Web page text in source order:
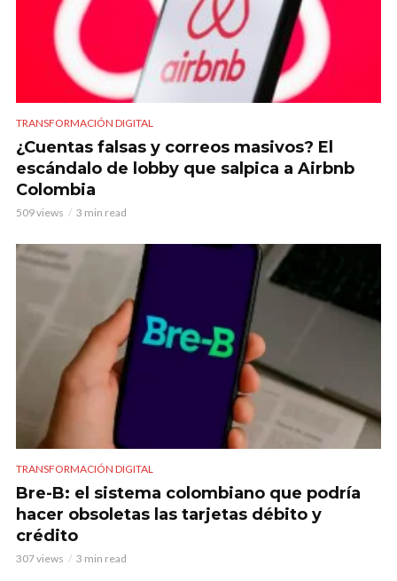
TRANSFORMACIÓN DIGITAL
¿Cuentas falsas y correos masivos? El
escándalo de lobby que salpica a Airbnb
Colombia
509 views 3 min read
TRANSFORMACIÓN DIGITAL
Bre-B: el sistema colombiano que podría
hacer obsoletas las tarjetas débito y
crédito
307 views 3 min read